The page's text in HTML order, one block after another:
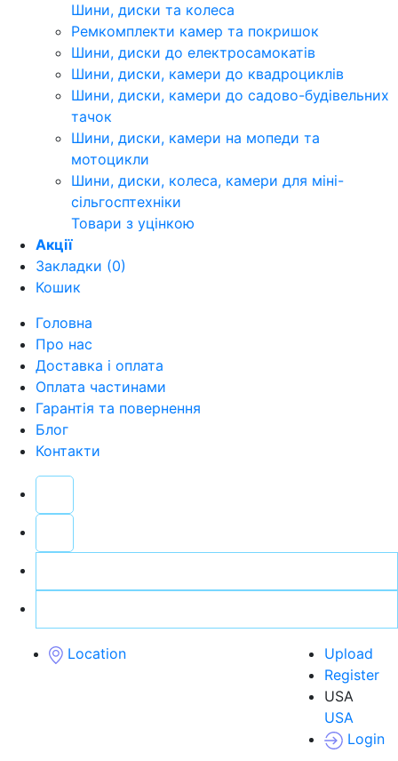
Шини, диски та колеса
Ремкомплекти камер та покришок
Шини, диски до електросамокатів
Шини, диски, камери до квадроциклів
Шини, диски, камери до садово-будівельних
тачок
Шини, диски, камери на мопеди та
мотоцикли
Шини, диски, колеса, камери для міні-
сільгосптехніки
Товари з уцінкою
Акції
Закладки (0)
Кошик
Головна
Про нас
Доставка і оплата
Оплата частинами
Гарантія та повернення
Блог
Контакти
Location
Upload
Register
USA
USA
Login